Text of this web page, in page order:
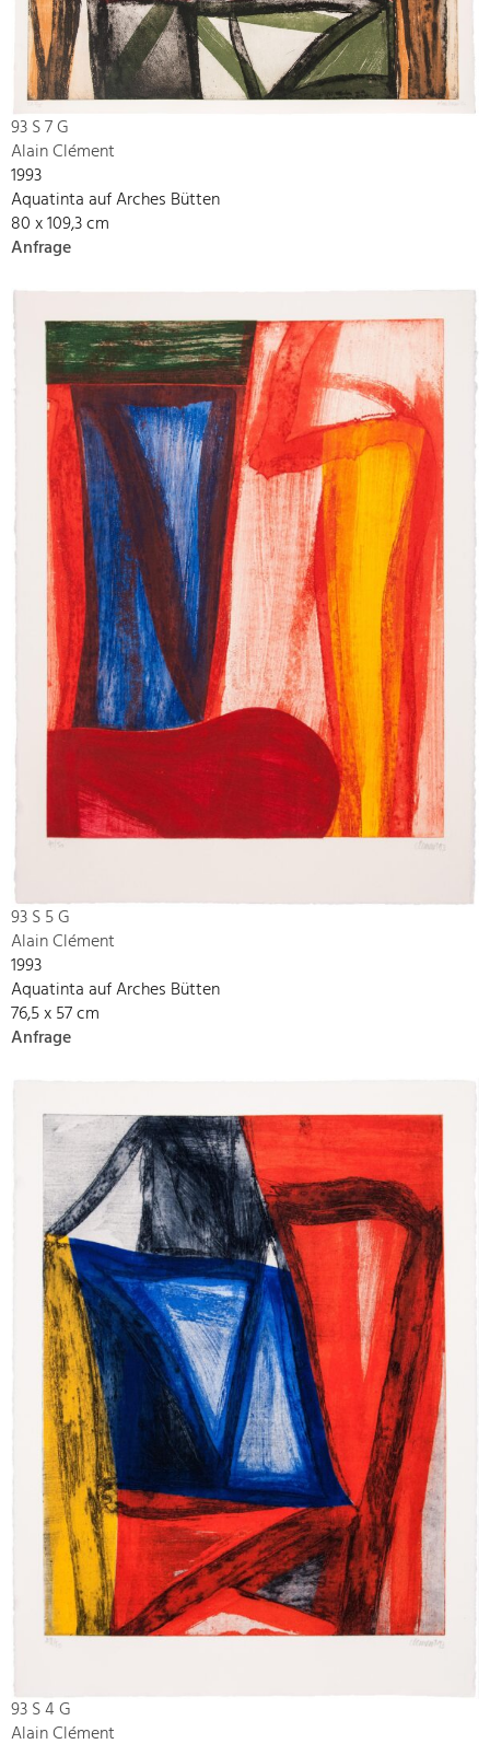
93 S 7 G
Alain Clément
1993
Aquatinta auf Arches Bütten
80 x 109,3 cm
Anfrage
93 S 5 G
Alain Clément
1993
Aquatinta auf Arches Bütten
76,5 x 57 cm
Anfrage
93 S 4 G
Alain Clément